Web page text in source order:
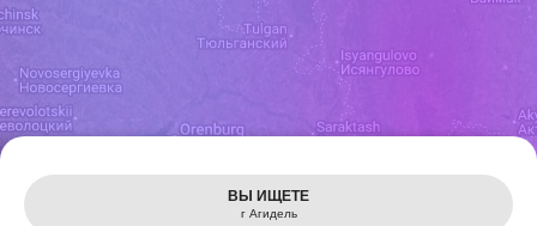
Leaflet
ВЫ ИЩЕТЕ
г Агидель